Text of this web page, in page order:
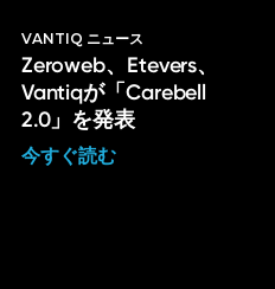
VANTIQ ニュース
Zeroweb、Etevers、
Vantiqが「Carebell
2.0」を発表
今すぐ読む